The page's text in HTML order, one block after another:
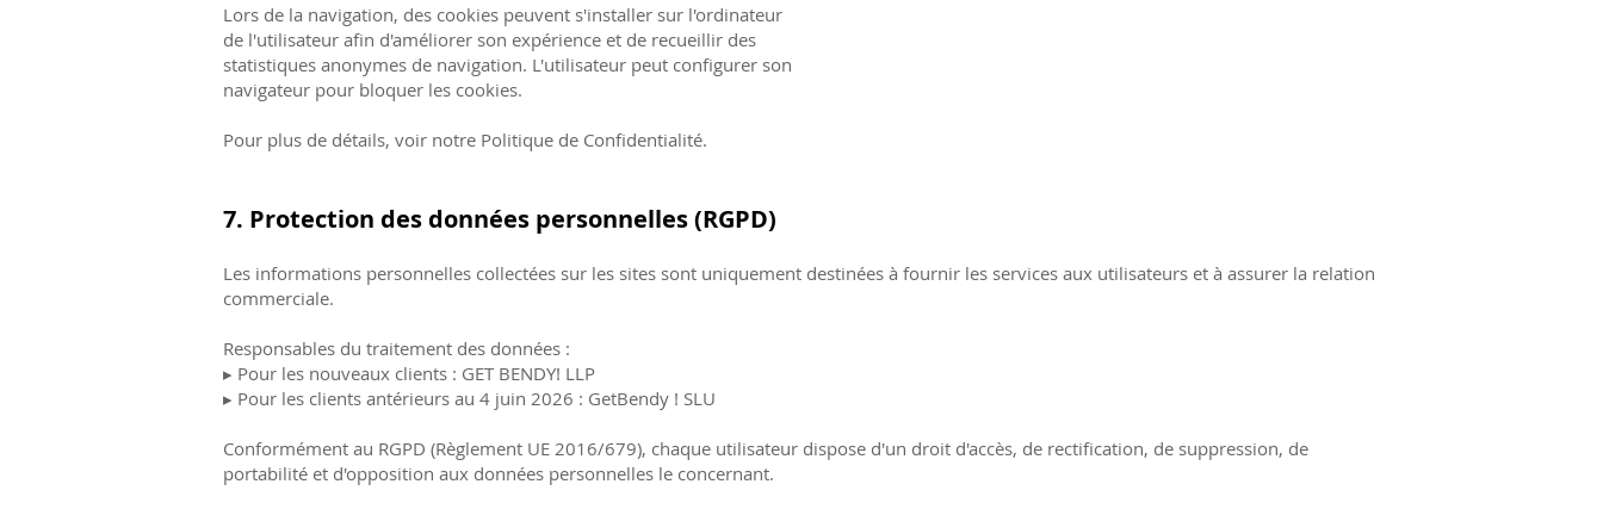
Lors de la navigation, des cookies peuvent s'installer sur l'ordinateur
de l'utilisateur afin d'améliorer son expérience et de recueillir des
statistiques anonymes de navigation. L'utilisateur peut configurer son
navigateur pour bloquer les cookies.
Pour plus de détails, voir notre Politique de Confidentialité.
7. Protection des données personnelles (RGPD)
Les informations personnelles collectées sur les sites sont uniquement destinées à fournir les services aux utilisateurs et à assurer la relation
commerciale.
Responsables du traitement des données :
▸ Pour les nouveaux clients : GET BENDY! LLP
▸ Pour les clients antérieurs au 4 juin 2026 : GetBendy ! SLU
Conformément au RGPD (Règlement UE 2016/679), chaque utilisateur dispose d'un droit d'accès, de rectification, de suppression, de
portabilité et d'opposition aux données personnelles le concernant.